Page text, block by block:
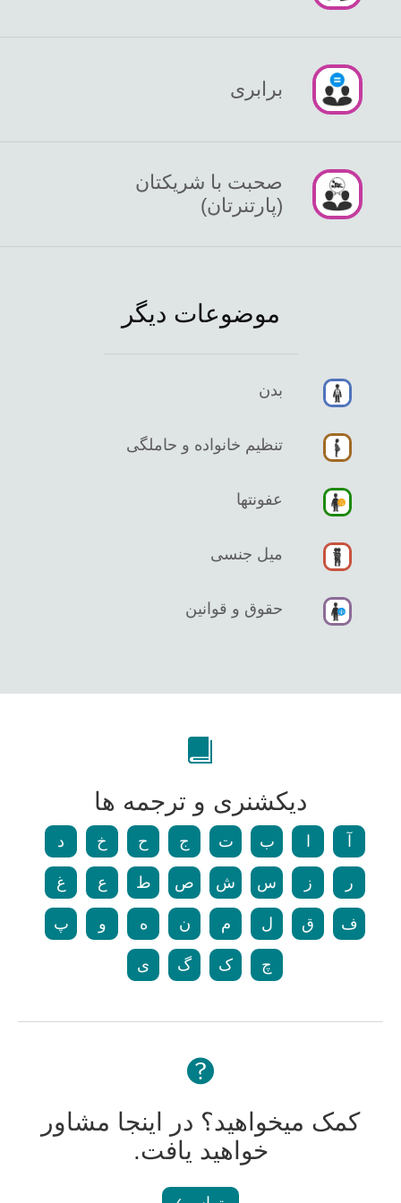
برابری
صحبت با شریکتان
(پارتنرتان)
موضوعات دیگر
بدن
تنظیم خانواده و حاملگی
عفونتها
میل جنسی
حقوق و قوانین
دیکشنری و ترجمه ها
ب ت ج ح خ د
ر ز س ش ص ط ع غ
ف ق ل م ن ه و پ
چ ک گ ی
کمک میخواهید؟ در اینجا مشاور
خواهید یافت.